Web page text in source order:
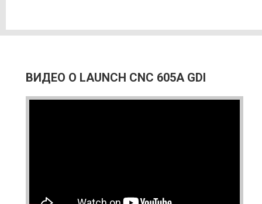
ВИДЕО О LAUNCH CNC 605A GDI